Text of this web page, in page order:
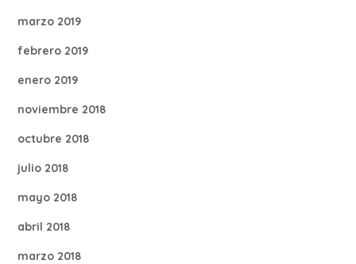
marzo 2019
febrero 2019
enero 2019
noviembre 2018
octubre 2018
julio 2018
mayo 2018
abril 2018
marzo 2018